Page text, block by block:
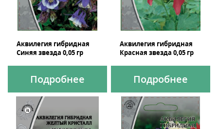
Аквилегия гибридная
Синяя звезда 0,05 гр
Подробнее
Аквилегия гибридная
Красная звезда 0,05 гр
Подробнее